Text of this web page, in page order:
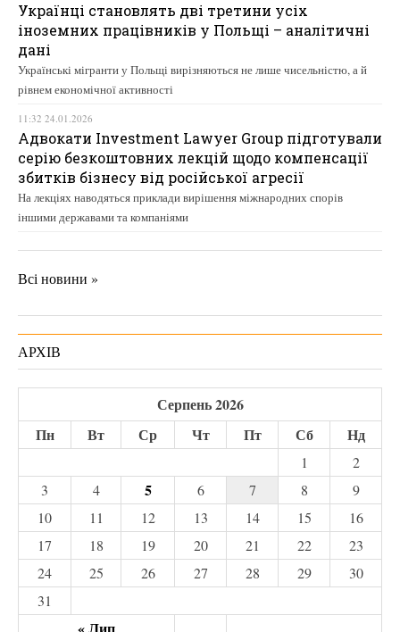
Українці становлять дві третини усіх
іноземних працівників у Польщі – аналітичні
дані
Українські мігранти у Польщі вирізняються не лише чисельністю, а й
рівнем економічної активності
11:32 24.01.2026
Адвокати Investment Lawyer Group підготували
серію безкоштовних лекцій щодо компенсації
збитків бізнесу від російської агресії
На лекціях наводяться приклади вирішення міжнародних спорів
іншими державами та компаніями
Всі новини »
АРХІВ
Серпень 2026
Пн
Вт Ср Чт Пт Сб Нд
1
2
3
4 5 6 7 8
9
10
11 12 13 14 15
16
17
18 19 20 21 22
23
24
25 26 27 28 29
30
31